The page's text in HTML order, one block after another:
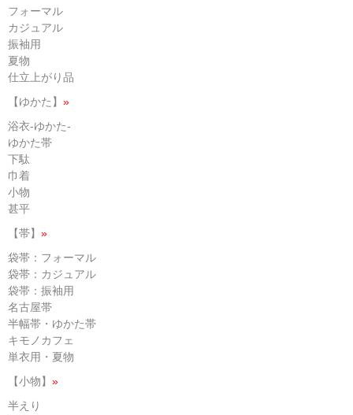
フォーマル
カジュアル
振袖用
夏物
仕立上がり品
【ゆかた】 »
浴衣-ゆかた-
ゆかた帯
下駄
巾着
小物
甚平
【帯】 »
袋帯：フォーマル
袋帯：カジュアル
袋帯：振袖用
名古屋帯
半幅帯・ゆかた帯
キモノカフェ
単衣用・夏物
【小物】 »
半えり